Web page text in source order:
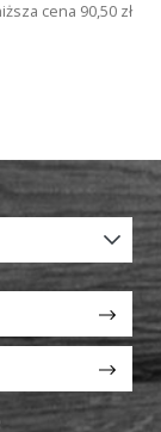
cena 90,50 zł